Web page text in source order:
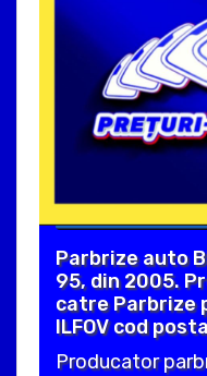
Parbrize auto
95, din 2005.
catre Parbrize
ILFOV cod
Producator